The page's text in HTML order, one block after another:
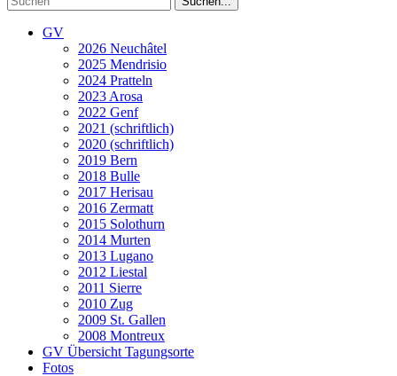
GV
2026 Neuchâtel
2025 Mendrisio
2024 Pratteln
2023 Arosa
2022 Genf
2021 (schriftlich)
2020 (schriftlich)
2019 Bern
2018 Bulle
2017 Herisau
2016 Zermatt
2015 Solothurn
2014 Murten
2013 Lugano
2012 Liestal
2011 Sierre
2010 Zug
2009 St. Gallen
2008 Montreux
GV Übersicht Tagungsorte
Fotos